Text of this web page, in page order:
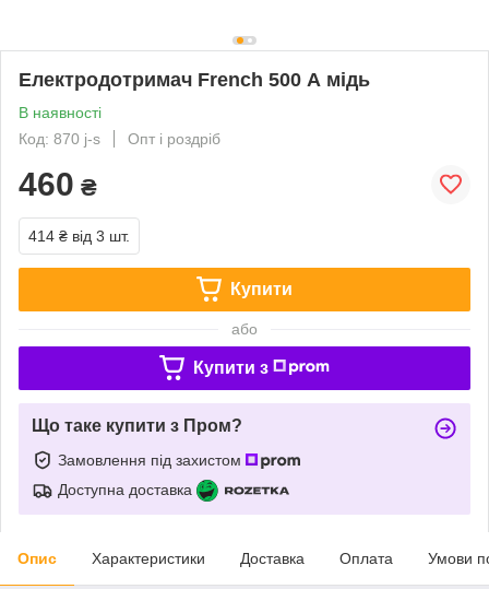
Електродотримач French 500 А мідь
В наявності
Код: 870 j-s
Опт і роздріб
460 ₴
414 ₴ від 3 шт.
Купити
або
Купити з
Що таке купити з Пром?
Замовлення під захистом
Доступна доставка
Опис Характеристики Доставка Оплата Умови